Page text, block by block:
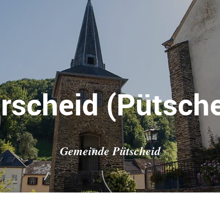
Gemeinde Pütscheid